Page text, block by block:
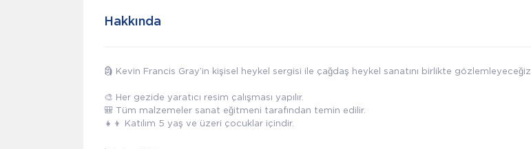
Hakkında
🗿 Kevin Francis Gray’in kişisel heykel sergisi ile çağdaş heykel sanatını birlikte gözlemleyeceğiz.
🎨 Her gezide yaratıcı resim çalışması yapılır.
🎒 Tüm malzemeler sanat eğitmeni tarafından temin edilir.
👧👦 Katılım 5 yaş ve üzeri çocuklar içindir.